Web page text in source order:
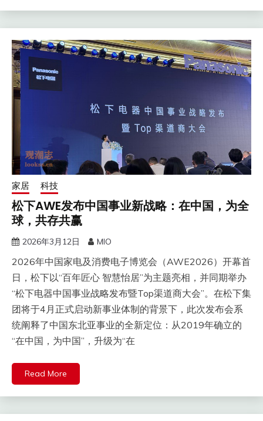
家居 科技
松下AWE发布中国事业新战略：在中国，为全
球，共存共赢
2026年3月12日 MIO
2026年中国家电及消费电子博览会（AWE2026）开幕首
日，松下以“百年匠心 智慧怡居”为主题亮相，并同期举办
“松下电器中国事业战略发布暨Top渠道商大会”。在松下集
团将于4月正式启动新事业体制的背景下，此次发布会系
统阐释了中国东北亚事业的全新定位：从2019年确立的
“在中国，为中国”，升级为“在
Read More